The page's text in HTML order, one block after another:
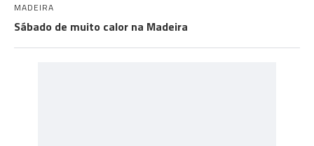
MADEIRA
Sábado de muito calor na Madeira